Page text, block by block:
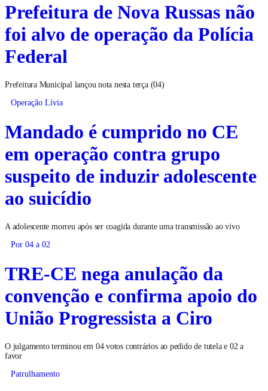
Prefeitura de Nova Russas não
foi alvo de operação da Polícia
Federal
Prefeitura Municipal lançou nota nesta terça (04)
Operação Lívia
Mandado é cumprido no CE
em operação contra grupo
suspeito de induzir adolescente
ao suicídio
A adolescente morreu após ser coagida durante uma transmissão ao vivo
Por 04 a 02
TRE-CE nega anulação da
convenção e confirma apoio do
União Progressista a Ciro
O julgamento terminou em 04 votos contrários ao pedido de tutela e 02 a
favor
Patrulhamento